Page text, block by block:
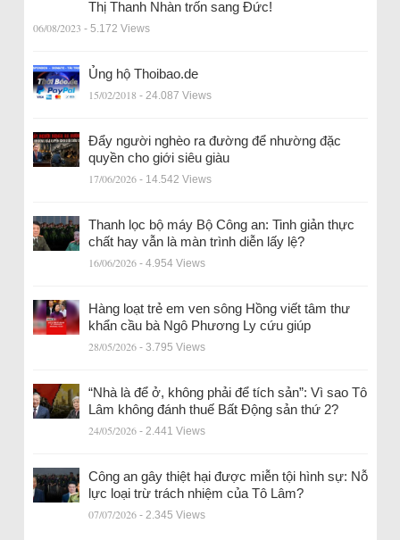
Thị Thanh Nhàn trốn sang Đức!
06/08/2023 - 5.172 Views
Ủng hộ Thoibao.de
15/02/2018 - 24.087 Views
Đẩy người nghèo ra đường để nhường đặc
quyền cho giới siêu giàu
17/06/2026 - 14.542 Views
Thanh lọc bộ máy Bộ Công an: Tinh giản thực
chất hay vẫn là màn trình diễn lấy lệ?
16/06/2026 - 4.954 Views
Hàng loạt trẻ em ven sông Hồng viết tâm thư
khẩn cầu bà Ngô Phương Ly cứu giúp
28/05/2026 - 3.795 Views
“Nhà là để ở, không phải để tích sản”: Vì sao Tô
Lâm không đánh thuế Bất Động sản thứ 2?
24/05/2026 - 2.441 Views
Công an gây thiệt hại được miễn tội hình sự: Nỗ
lực loại trừ trách nhiệm của Tô Lâm?
07/07/2026 - 2.345 Views